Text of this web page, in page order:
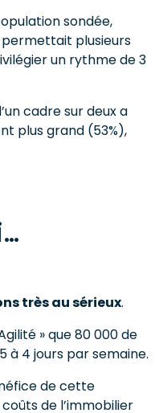
sondée,
permettait plusieurs
un rythme de 3
cadre sur deux a
plus grand (53%),
très au sérieux.
» que 80 000 de
à 4 jours par semaine.
de cette
de l’immobilier